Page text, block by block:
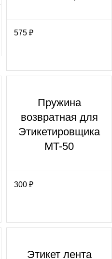
575 ₽
Пружина
возвратная для
Этикетировщика
MT-50
300 ₽
Этикет лента